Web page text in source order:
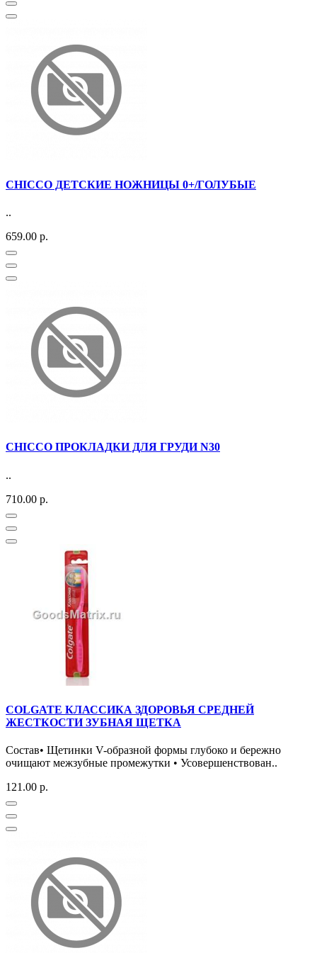
CHICCO ДЕТСКИЕ НОЖНИЦЫ 0+/ГОЛУБЫЕ
..
659.00 р.
CHICCO ПРОКЛАДКИ ДЛЯ ГРУДИ N30
..
710.00 р.
COLGATE КЛАССИКА ЗДОРОВЬЯ СРЕДНЕЙ
ЖЕСТКОСТИ ЗУБНАЯ ЩЕТКА
Состав• Щетинки V-образной формы глубоко и бережно
очищают межзубные промежутки • Усовершенствован..
121.00 р.